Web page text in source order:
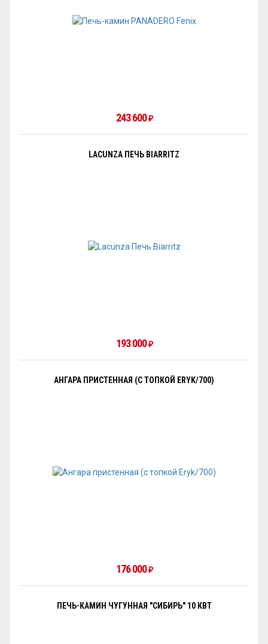
243 600₽
LACUNZA ПЕЧЬ BIARRITZ
193 000₽
АНГАРА ПРИСТЕННАЯ (С ТОПКОЙ ERYK/700)
176 000₽
ПЕЧЬ-КАМИН ЧУГУННАЯ "СИБИРЬ" 10 КВТ